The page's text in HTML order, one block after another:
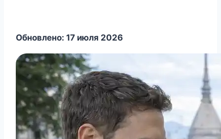
Обновлено: 17 июля 2026